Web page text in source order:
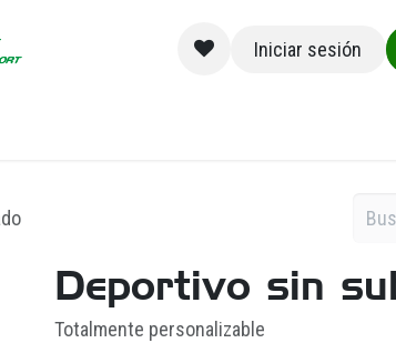
Iniciar sesión
Deportivo sin
Totalmente personalizable